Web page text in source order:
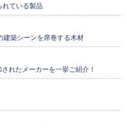
れている製品
建築シーンを席巻する木材
されたメーカーを一挙ご紹介！